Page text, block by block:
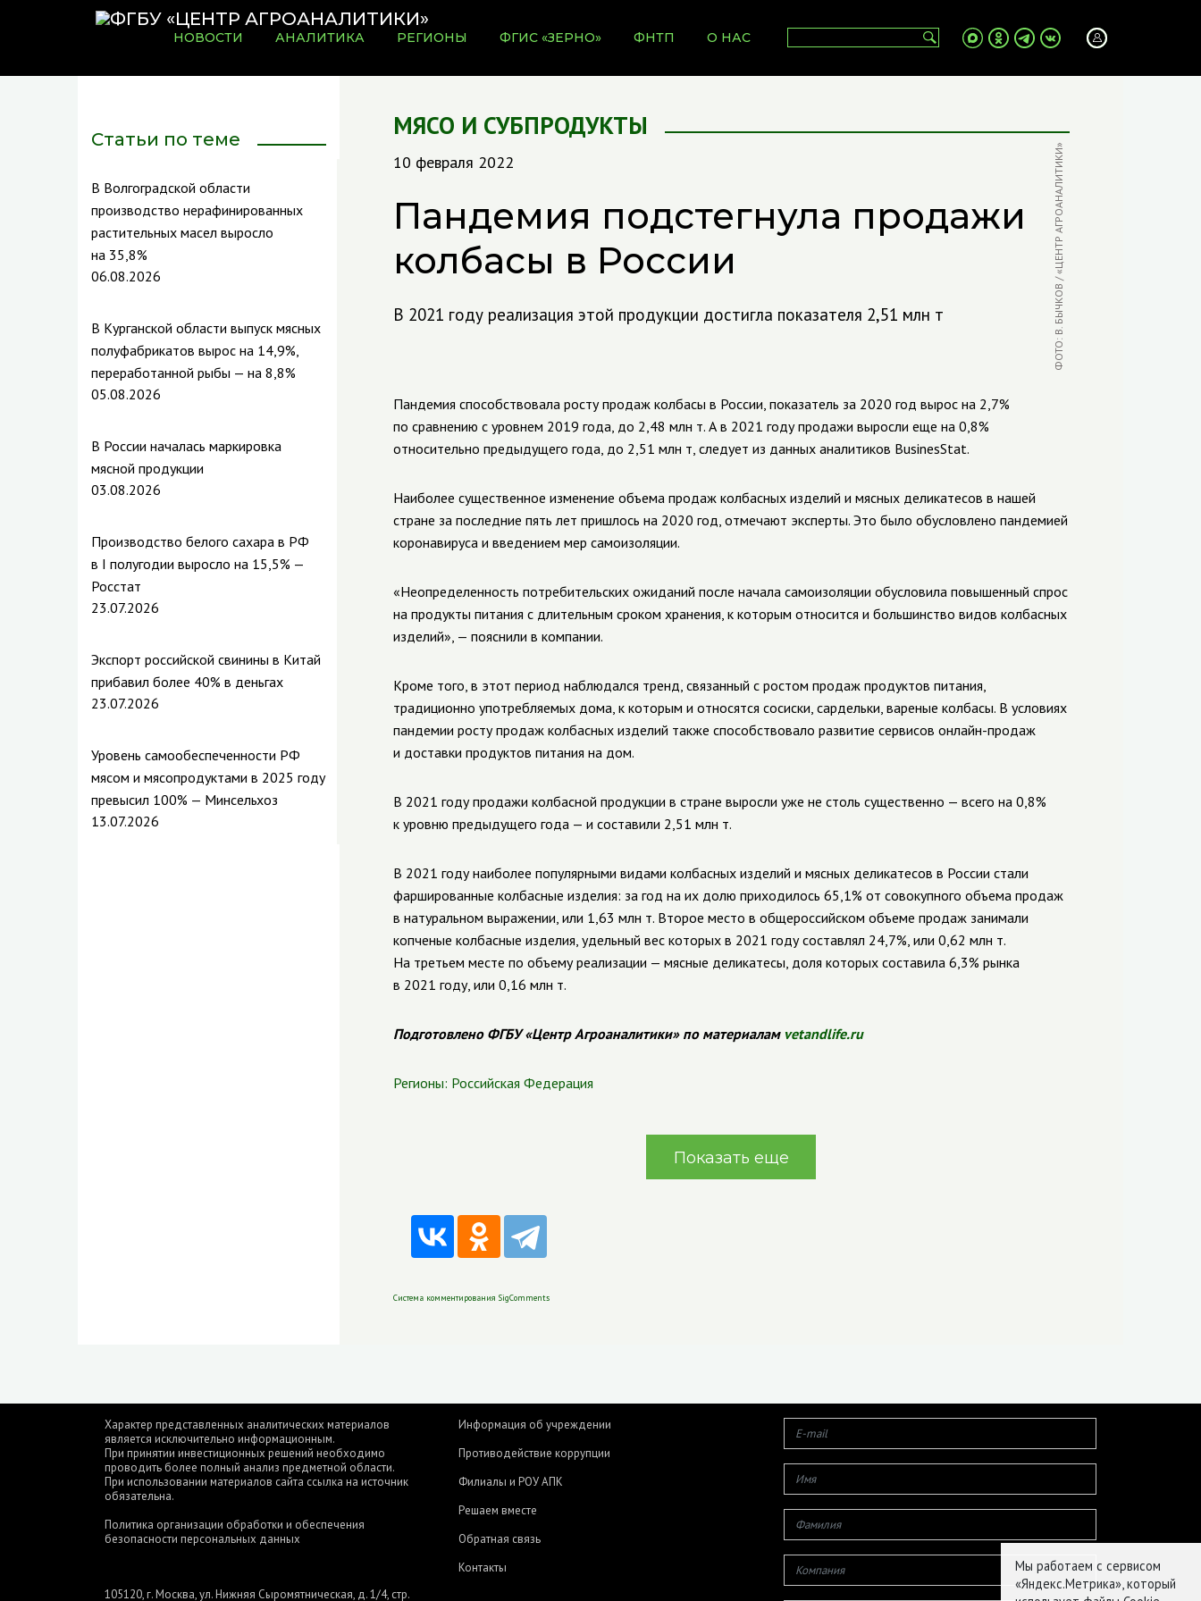
НОВОСТИ АНАЛИТИКА РЕГИОНЫ ФГИС «ЗЕРНО» ФНТП О НАС
Статьи по теме
В Волгоградской области
производство нерафинированных
растительных масел выросло
на 35,8%
06.08.2026
В Курганской области выпуск мясных
полуфабрикатов вырос на 14,9%,
переработанной рыбы — на 8,8%
05.08.2026
В России началась маркировка
мясной продукции
03.08.2026
Производство белого сахара в РФ
в I полугодии выросло на 15,5% —
Росстат
23.07.2026
Экспорт российской свинины в Китай
прибавил более 40% в деньгах
23.07.2026
Уровень самообеспеченности РФ
мясом и мясопродуктами в 2025 году
превысил 100% — Минсельхоз
13.07.2026
МЯСО И СУБПРОДУКТЫ
10 февраля 2022
Пандемия подстегнула продажи
колбасы в России
В 2021 году реализация этой продукции достигла показателя 2,51 млн т ФОТО: В. БЫЧКОВ / «ЦЕНТР АГРОАНАЛИТИКИ»
Пандемия способствовала росту продаж колбасы в России, показатель за 2020 год вырос на 2,7%
по сравнению с уровнем 2019 года, до 2,48 млн т. А в 2021 году продажи выросли еще на 0,8%
относительно предыдущего года, до 2,51 млн т, следует из данных аналитиков BusinesStat.
Наиболее существенное изменение объема продаж колбасных изделий и мясных деликатесов в нашей
стране за последние пять лет пришлось на 2020 год, отмечают эксперты. Это было обусловлено пандемией
коронавируса и введением мер самоизоляции.
«Неопределенность потребительских ожиданий после начала самоизоляции обусловила повышенный спрос
на продукты питания с длительным сроком хранения, к которым относится и большинство видов колбасных
изделий», — пояснили в компании.
Кроме того, в этот период наблюдался тренд, связанный с ростом продаж продуктов питания,
традиционно употребляемых дома, к которым и относятся сосиски, сардельки, вареные колбасы. В условиях
пандемии росту продаж колбасных изделий также способствовало развитие сервисов онлайн-продаж
и доставки продуктов питания на дом.
В 2021 году продажи колбасной продукции в стране выросли уже не столь существенно — всего на 0,8%
к уровню предыдущего года — и составили 2,51 млн т.
В 2021 году наиболее популярными видами колбасных изделий и мясных деликатесов в России стали
фаршированные колбасные изделия: за год на их долю приходилось 65,1% от совокупного объема продаж
в натуральном выражении, или 1,63 млн т. Второе место в общероссийском объеме продаж занимали
копченые колбасные изделия, удельный вес которых в 2021 году составлял 24,7%, или 0,62 млн т.
На третьем месте по объему реализации — мясные деликатесы, доля которых составила 6,3% рынка
в 2021 году, или 0,16 млн т.
Подготовлено ФГБУ «Центр Агроаналитики» по материалам vetandlife.ru
Регионы: Российская Федерация
Показать еще
Система комментирования SigComments
Характер представленных аналитических материалов
является исключительно информационным.
При принятии инвестиционных решений необходимо
проводить более полный анализ предметной области.
При использовании материалов сайта ссылка на источник
обязательна.
Политика организации обработки и обеспечения
безопасности персональных данных
105120, г. Москва, ул. Нижняя Сыромятническая, д. 1/4, стр.
Информация об учреждении
Противодействие коррупции
Филиалы и РОУ АПК
Решаем вместе
Обратная связь
Контакты
Мы работаем с сервисом
«Яндекс.Метрика», который